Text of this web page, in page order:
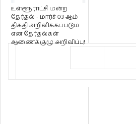
உள்ளூராட்சி மன்ற
தேர்தல் - மார்ச் 03 ஆம்
திகதி அறிவிக்கப்படும்
என தேர்தல்கள்
ஆணைக்குழு அறிவிப்பு!